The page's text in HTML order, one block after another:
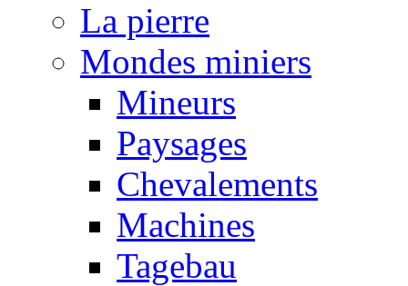
La pierre
Mondes miniers
Mineurs
Paysages
Chevalements
Machines
Tagebau